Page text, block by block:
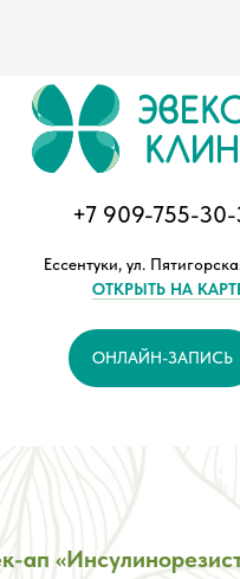
Версия
+7 909-755-
Ессентуки, ул.
ОТКРЫТЬ НА
ОНЛАЙН-ЗАПИСЬ
ап